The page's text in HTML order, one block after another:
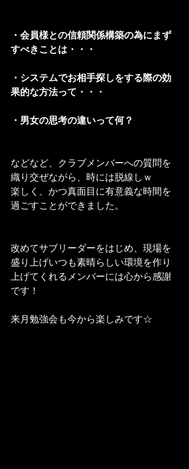
・会員様との信頼関係構築の為にまず
すべきことは・・・
・システムでお相手探しをする際の効
果的な方法って・・・
・男女の思考の違いって何？
などなど、クラブメンバーへの質問を
織り交ぜながら、時には脱線しｗ
楽しく、かつ真面目に有意義な時間を
過ごすことができました。
改めてサブリーダーをはじめ、現場を
盛り上げいつも素晴らしい環境を作り
上げてくれるメンバーには心から感謝
です！
来月勉強会も今から楽しみです☆